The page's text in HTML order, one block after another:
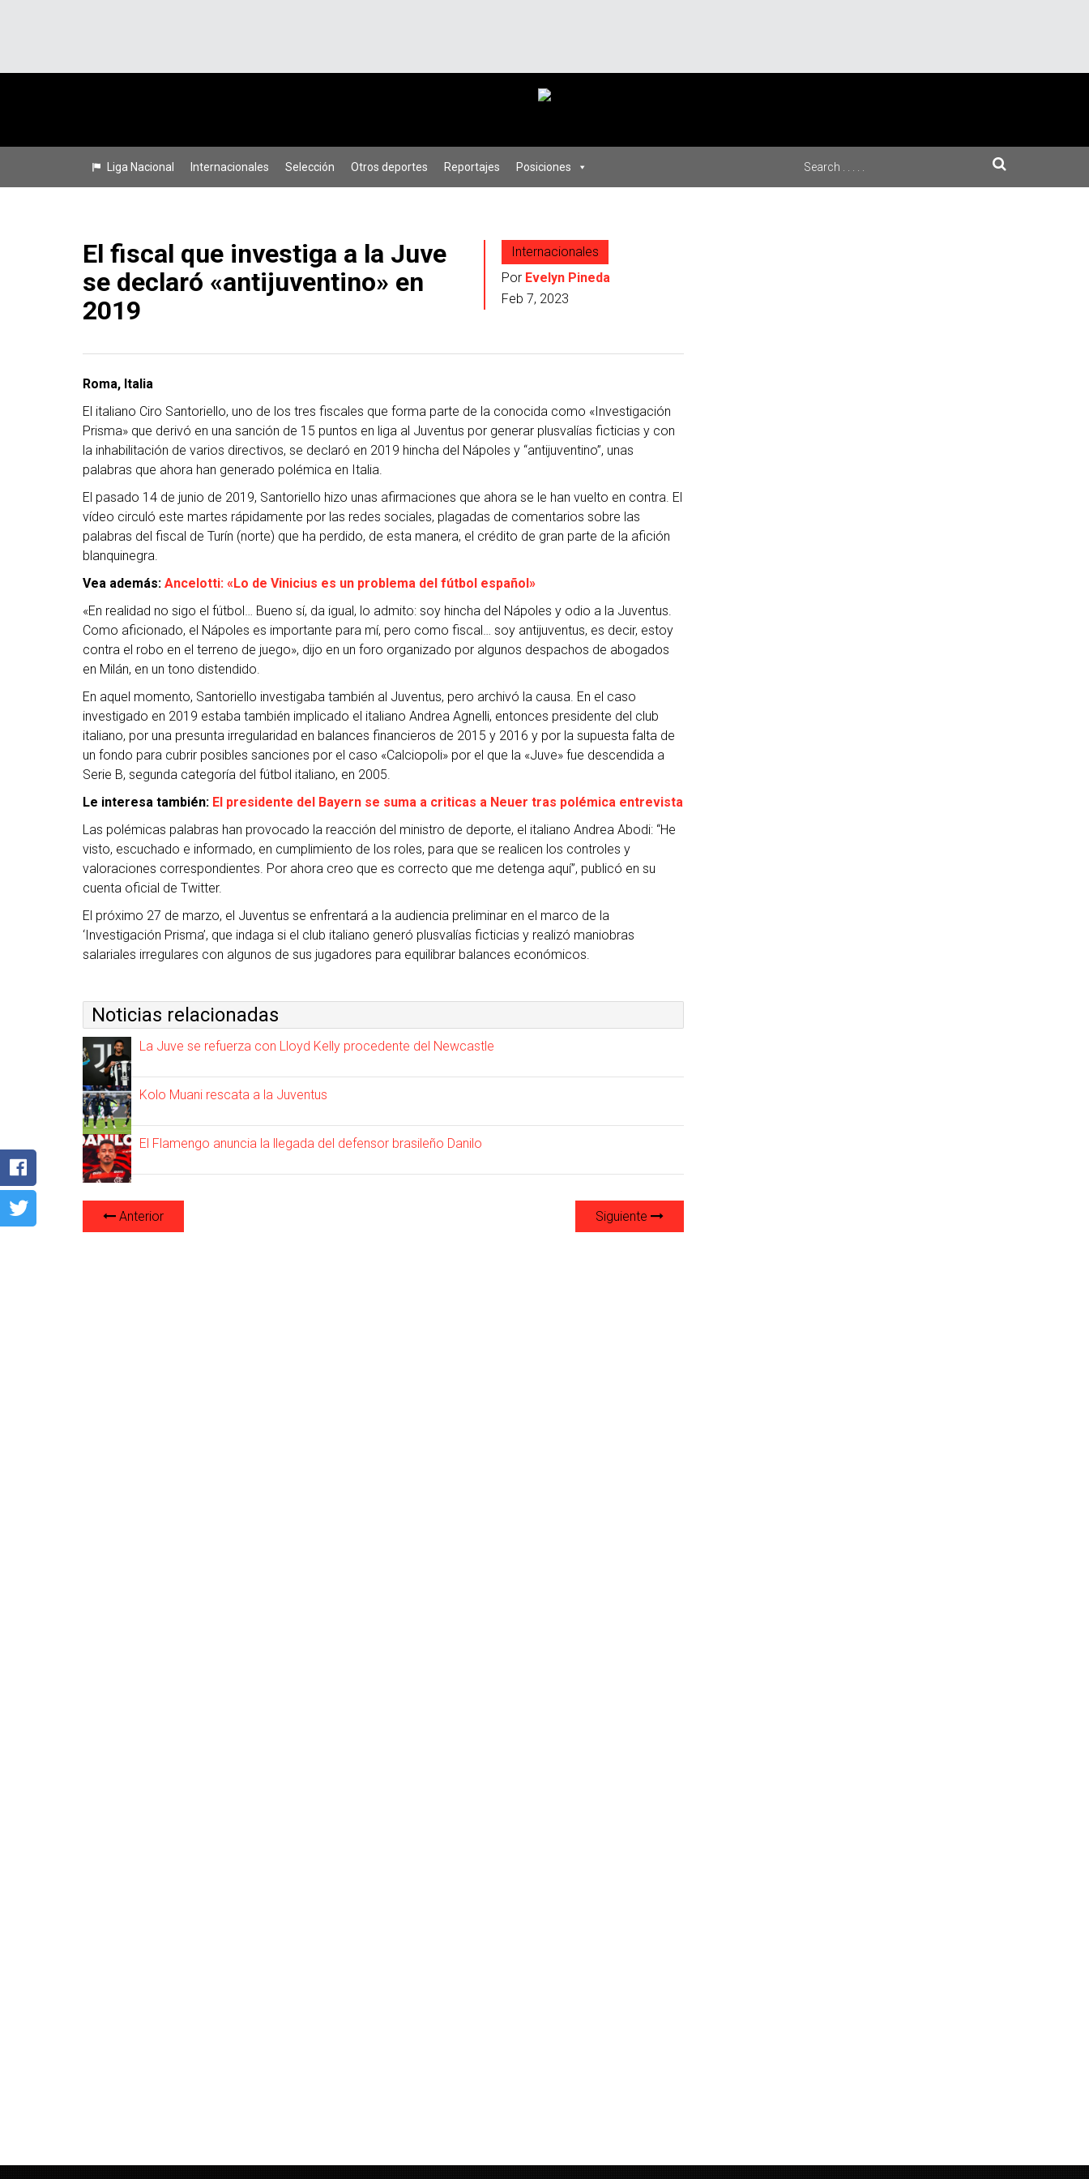
Liga Nacional Internacionales Selección Otros deportes Reportajes Posiciones
El fiscal que investiga a la Juve
se declaró «antijuventino» en
2019
Internacionales
Por Evelyn Pineda
Feb 7, 2023
Roma, Italia
El italiano Ciro Santoriello, uno de los tres fiscales que forma parte de la conocida como «Investigación
Prisma» que derivó en una sanción de 15 puntos en liga al Juventus por generar plusvalías ficticias y con
la inhabilitación de varios directivos, se declaró en 2019 hincha del Nápoles y “antijuventino”, unas
palabras que ahora han generado polémica en Italia.
El pasado 14 de junio de 2019, Santoriello hizo unas afirmaciones que ahora se le han vuelto en contra. El
vídeo circuló este martes rápidamente por las redes sociales, plagadas de comentarios sobre las
palabras del fiscal de Turín (norte) que ha perdido, de esta manera, el crédito de gran parte de la afición
blanquinegra.
Vea además: Ancelotti: «Lo de Vinicius es un problema del fútbol español»
«En realidad no sigo el fútbol… Bueno sí, da igual, lo admito: soy hincha del Nápoles y odio a la Juventus.
Como aficionado, el Nápoles es importante para mí, pero como fiscal… soy antijuventus, es decir, estoy
contra el robo en el terreno de juego», dijo en un foro organizado por algunos despachos de abogados
en Milán, en un tono distendido.
En aquel momento, Santoriello investigaba también al Juventus, pero archivó la causa. En el caso
investigado en 2019 estaba también implicado el italiano Andrea Agnelli, entonces presidente del club
italiano, por una presunta irregularidad en balances financieros de 2015 y 2016 y por la supuesta falta de
un fondo para cubrir posibles sanciones por el caso «Calciopoli» por el que la «Juve» fue descendida a
Serie B, segunda categoría del fútbol italiano, en 2005.
Le interesa también: El presidente del Bayern se suma a criticas a Neuer tras polémica entrevista
Las polémicas palabras han provocado la reacción del ministro de deporte, el italiano Andrea Abodi: “He
visto, escuchado e informado, en cumplimiento de los roles, para que se realicen los controles y
valoraciones correspondientes. Por ahora creo que es correcto que me detenga aquí”, publicó en su
cuenta oficial de Twitter.
El próximo 27 de marzo, el Juventus se enfrentará a la audiencia preliminar en el marco de la
‘Investigación Prisma’, que indaga si el club italiano generó plusvalías ficticias y realizó maniobras
salariales irregulares con algunos de sus jugadores para equilibrar balances económicos.
Noticias relacionadas
La Juve se refuerza con Lloyd Kelly procedente del Newcastle
Kolo Muani rescata a la Juventus
El Flamengo anuncia la llegada del defensor brasileño Danilo
Anterior Siguiente